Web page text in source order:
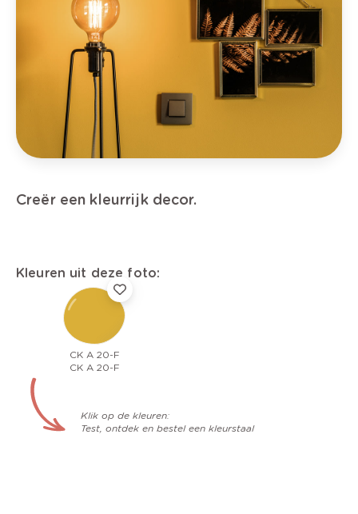
Creër een kleurrijk decor.
Kleuren uit deze foto:
CK A 20-F
CK A 20-F
Klik op de kleuren:
Test, ontdek en bestel een kleurstaal